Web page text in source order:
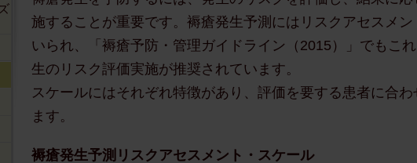
施することが重要です。褥瘡発生予測にはリスクアセスメ
いられ、「褥瘡予防・管理ガイドライン（2015）」でもこ
生のリスク評価実施が推奨されています。
スケールにはそれぞれ特徴があり、評価を要する患者に合
ます。
褥瘡発生予測リスクアセスメント・スケール